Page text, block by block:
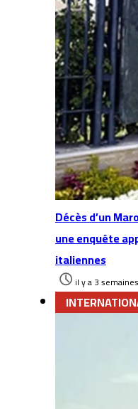
Décès d’un
une enquête
italiennes
il y a 3 semaines